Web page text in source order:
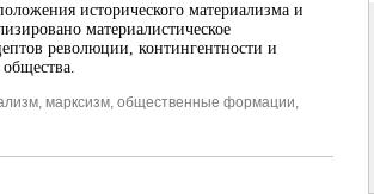
исторического материализма и
материалистическое
революции, контингентности и
, марксизм, общественные формации,